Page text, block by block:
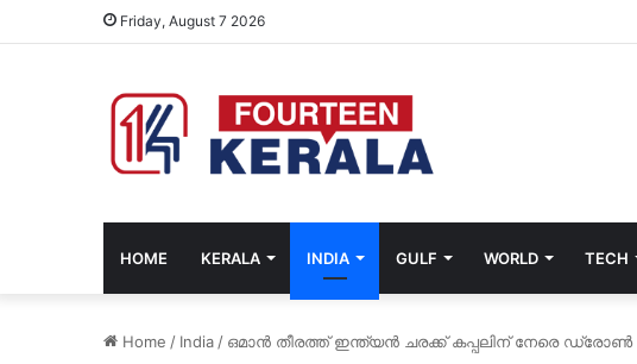
Friday, August 7 2026
HOME KERALA INDIA GULF WORLD TECH
Home / India / ഒമാൻ തീരത്ത് ഇന്ത്യൻ ചരക്ക് കപ്പലിന് നേരെ